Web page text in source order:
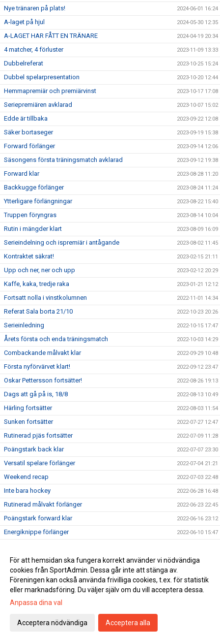
Nye tränaren på plats! 2024-06-01 16:24
A-laget på hjul 2024-05-30 12:35
A-LAGET HAR FÅTT EN TRÄNARE 2024-04-19 20:34
4 matcher, 4 förluster 2023-11-09 13:33
Dubbelreferat 2023-10-25 15:24
Dubbel spelarpresentation 2023-10-20 12:44
Hemmapremiär och premiärvinst 2023-10-17 17:08
Seriepremiären avklarad 2023-10-07 15:02
Edde är tillbaka 2023-09-22 12:08
Säker bortaseger 2023-09-19 15:38
Forward förlänger 2023-09-14 12:06
Säsongens första träningsmatch avklarad 2023-09-12 19:38
Forward klar 2023-08-28 11:20
Backkugge förlänger 2023-08-24 11:24
Ytterligare förlängningar 2023-08-22 15:40
Truppen föryngras 2023-08-14 10:04
Rutin i mängder klart 2023-08-09 16:09
Serieindelning och ispremiär i antågande 2023-08-02 11:45
Kontraktet säkrat! 2023-02-15 21:11
Upp och ner, ner och upp 2023-02-12 20:29
Kaffe, kaka, tredje raka 2023-01-21 12:12
Fortsatt nolla i vinstkolumnen 2022-11-01 14:34
Referat Sala borta 21/10 2022-10-23 20:26
Serieinledning 2022-10-15 17:47
Årets första och enda träningsmatch 2022-10-03 14:29
Combackande målvakt klar 2022-09-29 10:48
Första nyförvärvet klart! 2022-09-12 23:47
Oskar Pettersson fortsätter! 2022-08-26 19:13
Dags att gå på is, 18/8 2022-08-13 10:49
Härling fortsätter 2022-08-03 11:54
Sunken fortsätter 2022-07-27 12:47
Rutinerad pjäs fortsätter 2022-07-09 11:28
Poängstark back klar 2022-07-07 23:30
Versatil spelare förlänger 2022-07-04 21:21
Weekend recap 2022-07-03 22:48
Inte bara hockey 2022-06-28 16:48
Rutinerad målvakt förlänger 2022-06-23 22:45
Poängstark forward klar 2022-06-16 23:12
Energiknippe förlänger 2022-06-10 15:47
Defensiv kugge förlänger! 2022-05-07 16:34
Truppnyheter 2022/23 2022-05-02 22:21
Gå till Webbversion
För att hemsidan ska fungera korrekt använder vi nödvändiga
cookies från SportAdmin. Dessa går inte att stänga av.
Föreningen kan också använda frivilliga cookies, t.ex. för statistik
eller marknadsföring. Du väljer själv om du vill acceptera dessa.
Anpassa dina val
Acceptera nödvändiga Acceptera alla